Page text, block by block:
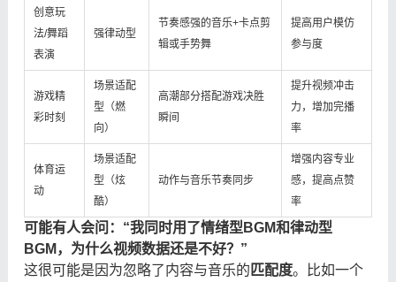
创意玩
法/舞蹈
表演
强律动型
节奏感强的音乐+卡点剪
辑或手势舞
提高用户模仿
参与度
游戏精
彩时刻
场景适配
型（燃
向）
高潮部分搭配游戏决胜
瞬间
提升视频冲击
力，增加完播
率
体育运
动
场景适配
型（炫
酷）
动作与音乐节奏同步
增强内容专业
感，提高点赞
率
可能有人会问：“我同时用了情绪型BGM和律动型
BGM，为什么视频数据还是不好？”
这很可能是因为忽略了内容与音乐的 匹配度。比如一个